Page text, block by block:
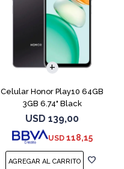
Celular Honor Play10 64GB
3GB 6.74" Black
USD 139,00
USD 118,15
COMPARAR